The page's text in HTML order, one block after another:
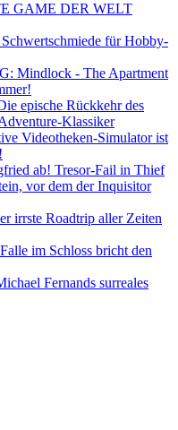
GAME DER WELT
für Hobby-
Mindlock - The Apartment
epische Rückkehr des
Klassiker
Videotheken-Simulator ist
ab! Tresor-Fail in Thief
vor dem der Inquisitor
irrste Roadtrip aller Zeiten
im Schloss bricht den
Fernands surreales